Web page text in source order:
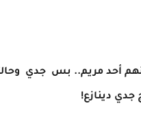
أحد مريم.. بس جدي
جدي دينازع!